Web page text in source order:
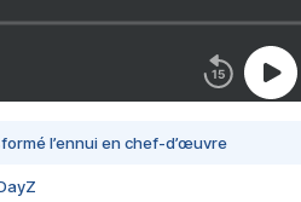
l’ennui en chef-d’œuvre